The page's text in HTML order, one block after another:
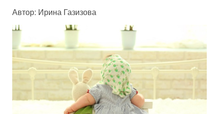
Автор: Ирина Газизова